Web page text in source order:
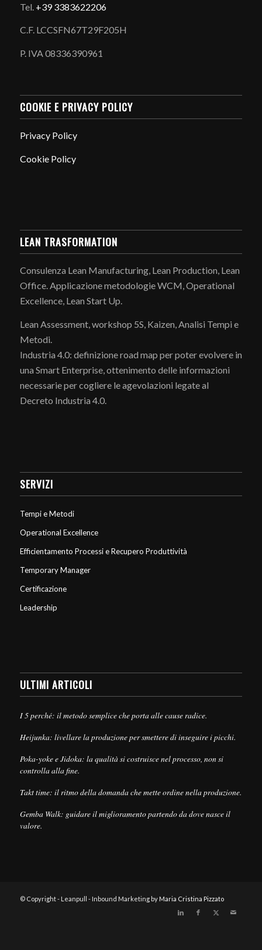
Tel. +39 3383622206
C.F. LCCSFN67T29F205H
P. IVA 08336390961
COOKIE E PRIVACY POLICY
Privacy Policy
Cookie Policy
LEAN TRASFORMATION
Consulenza Lean Manufacturing, Lean Production, Lean
Office. Applicazione metodologie WCM, Operational
Excellence, Lean Start Up.
Lean Assessment, workshop 5S, Kaizen, Analisi Tempi e
Metodi.
Industria 4.0: definizione road map per poter evolvere in
una Smart Enterprise, ottenimento delle informazioni
necessarie per cogliere le agevolazioni legate al
Decreto Industria 4.0.
SERVIZI
Tempi e Metodi
Operational Excellence
Efficientamento Processi e Recupero Produttività
Temporary Manager
Certificazione
Leadership
ULTIMI ARTICOLI
I 5 perché: il metodo semplice che porta alle cause radice.
Heijunka: livellare la produzione per smettere di inseguire i picchi.
Poka-yoke e Jidoka: la qualità si costruisce nel processo, non si
controlla alla fine.
Takt time: il ritmo della domanda che mette ordine nella produzione.
Gemba Walk: guidare il miglioramento partendo da dove nasce il
valore.
© Copyright - Leanpull - Inbound Marketing by Maria Cristina Pizzato